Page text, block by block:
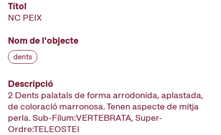
Títol
NC PEIX
Nom de l'objecte
dents
Descripció
2 Dents palatals de forma arrodonida, aplastada,
de coloració marronosa. Tenen aspecte de mitja
perla. Sub-Fílum:VERTEBRATA, Super-
Ordre:TELEOSTEI